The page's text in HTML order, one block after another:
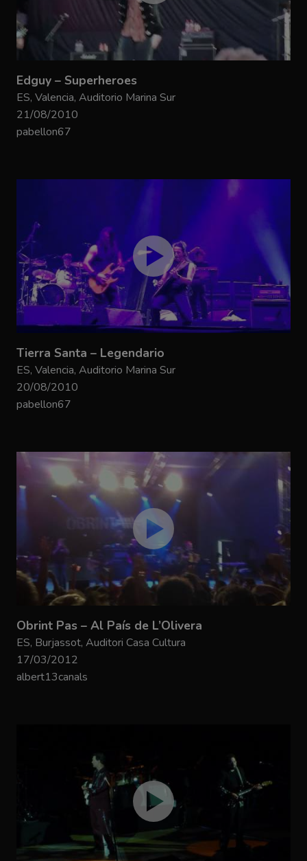
Edguy – Superheroes
ES, Valencia, Auditorio Marina Sur
21/08/2010
pabellon67
Tierra Santa – Legendario
ES, Valencia, Auditorio Marina Sur
20/08/2010
pabellon67
Obrint Pas – Al País de L’Olivera
ES, Burjassot, Auditori Casa Cultura
17/03/2012
albert13canals